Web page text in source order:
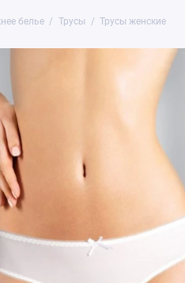
белье Трусы Трусы женские